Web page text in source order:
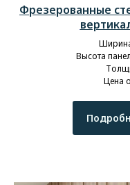
Фрезерованные
Высота
Цена